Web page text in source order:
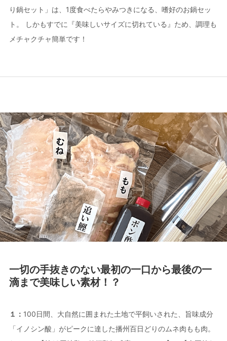
り鍋セット」は、1度食べたらやみつきになる、嗜好のお鍋セッ
ト。 しかもすでに『美味しいサイズに切れている』ため、調理も
メチャクチャ簡単です！
一切の手抜きのない最初の一口から最後の一
滴まで美味しい素材！？
１： 100日間、大自然に囲まれた土地で平飼いされた、旨味成分
「イノシン酸」がピークに達した播州百日どりのムネ肉もも肉。